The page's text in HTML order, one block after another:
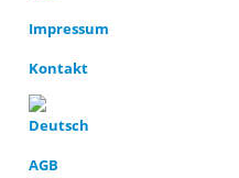
Impressum
Kontakt
AGB